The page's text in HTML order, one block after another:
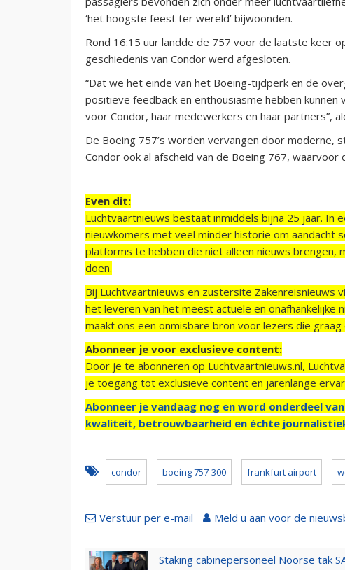
‘het hoogste feest ter wereld’ bijwoonden.
Rond 16:15 uur landde de 757 voor de laatste keer
geschiedenis van Condor werd afgesloten.
“Dat we het einde van het Boeing-tijdperk en de
positieve feedback en enthousiasme hebben kunnen
voor Condor, haar medewerkers en haar partners”,
De Boeing 757’s worden vervangen door moderne,
Condor ook al afscheid van de Boeing 767,
Even dit:
Luchtvaartnieuws bestaat inmiddels bijna 25 jaar. In
nieuwkomers met veel minder historie om aandacht
platforms te hebben die niet alleen nieuws brengen,
doen.
Bij Luchtvaartnieuws en zustersite Zakenreisnieuws
het leveren van het meest actuele en onafhankelijke
maakt ons een onmisbare bron voor lezers die
Abonneer je voor exclusieve content:
Door je te abonneren op Luchtvaartnieuws.nl,
je toegang tot exclusieve content en jarenlange
Abonneer je vandaag nog en word onderdeel
kwaliteit, betrouwbaarheid en échte
condor boeing 757-300 frankfurt airport
Verstuur per e-mail Meld u aan voor de
Staking cabinepersoneel Noorse tak